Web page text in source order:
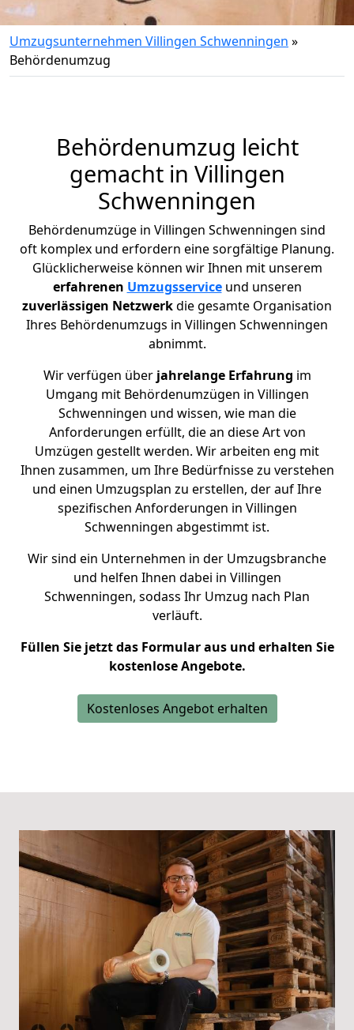
Umzugsunternehmen Villingen Schwenningen »
Behördenumzug
Behördenumzug leicht
gemacht in Villingen
Schwenningen
Behördenumzüge in Villingen Schwenningen sind
oft komplex und erfordern eine sorgfältige Planung.
Glücklicherweise können wir Ihnen mit unserem
erfahrenen Umzugsserviceund unseren
zuverlässigen Netzwerkdie gesamte Organisation
Ihres Behördenumzugs in Villingen Schwenningen
abnimmt.
Wir verfügen über jahrelange Erfahrung im
Umgang mit Behördenumzügen in Villingen
Schwenningen und wissen, wie man die
Anforderungen erfüllt, die an diese Art von
Umzügen gestellt werden. Wir arbeiten eng mit
Ihnen zusammen, um Ihre Bedürfnisse zu verstehen
und einen Umzugsplan zu erstellen, der auf Ihre
spezifischen Anforderungen in Villingen
Schwenningen abgestimmt ist.
Wir sind ein Unternehmen in der Umzugsbranche
und helfen Ihnen dabei in Villingen
Schwenningen, sodass Ihr Umzug nach Plan
verläuft.
Füllen Sie jetzt das Formular aus und erhalten Sie
kostenlose Angebote.
Kostenloses Angebot erhalten